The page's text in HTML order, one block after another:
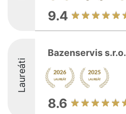
9.4
Laureáti
Bazenservis s.r.o.
8.6